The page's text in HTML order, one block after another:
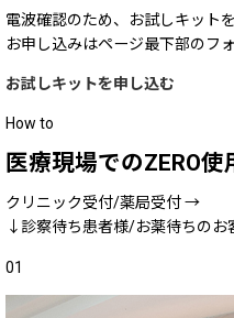
電波確認のため、お試しキット
お申し込みはページ最下部のフ
お試しキットを申し込む
How to
医療現場でのZERO使
クリニック受付/薬局受付→
↓ 診察待ち患者様/お薬待ちのお
01